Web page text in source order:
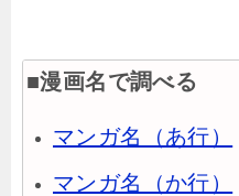
■漫画名で調べる
マンガ名（あ行）
マンガ名（か行）